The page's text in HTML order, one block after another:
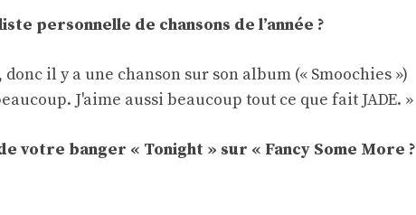
personnelle de chansons de l’année ?
il y a une chanson sur son album (« Smoochies »)
J'aime aussi beaucoup tout ce que fait JADE. »
votre banger « Tonight » sur « Fancy Some More ?